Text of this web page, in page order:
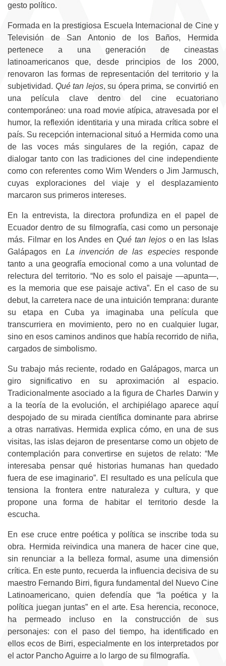
gesto político.
Formada en la prestigiosa Escuela Internacional de Cine y
Televisión de San Antonio de los Baños, Hermida
pertenece a una generación de cineastas
latinoamericanos que, desde principios de los 2000,
renovaron las formas de representación del territorio y la
subjetividad. Qué tan lejos, su ópera prima, se convirtió en
una película clave dentro del cine ecuatoriano
contemporáneo: una road movie atípica, atravesada por el
humor, la reflexión identitaria y una mirada crítica sobre el
país. Su recepción internacional situó a Hermida como una
de las voces más singulares de la región, capaz de
dialogar tanto con las tradiciones del cine independiente
como con referentes como Wim Wenders o Jim Jarmusch,
cuyas exploraciones del viaje y el desplazamiento
marcaron sus primeros intereses.
En la entrevista, la directora profundiza en el papel de
Ecuador dentro de su filmografía, casi como un personaje
más. Filmar en los Andes en Qué tan lejoso en las Islas
Galápagos en La invención de las especiesresponde
tanto a una geografía emocional como a una voluntad de
relectura del territorio. “No es solo el paisaje —apunta—,
es la memoria que ese paisaje activa”. En el caso de su
debut, la carretera nace de una intuición temprana: durante
su etapa en Cuba ya imaginaba una película que
transcurriera en movimiento, pero no en cualquier lugar,
sino en esos caminos andinos que había recorrido de niña,
cargados de simbolismo.
Su trabajo más reciente, rodado en Galápagos, marca un
giro significativo en su aproximación al espacio.
Tradicionalmente asociado a la figura de Charles Darwin y
a la teoría de la evolución, el archipiélago aparece aquí
despojado de su mirada científica dominante para abrirse
a otras narrativas. Hermida explica cómo, en una de sus
visitas, las islas dejaron de presentarse como un objeto de
contemplación para convertirse en sujetos de relato: “Me
interesaba pensar qué historias humanas han quedado
fuera de ese imaginario”. El resultado es una película que
tensiona la frontera entre naturaleza y cultura, y que
propone una forma de habitar el territorio desde la
escucha.
En ese cruce entre poética y política se inscribe toda su
obra. Hermida reivindica una manera de hacer cine que,
sin renunciar a la belleza formal, asume una dimensión
crítica. En este punto, recuerda la influencia decisiva de su
maestro Fernando Birri, figura fundamental del Nuevo Cine
Latinoamericano, quien defendía que “la poética y la
política juegan juntas” en el arte. Esa herencia, reconoce,
ha permeado incluso en la construcción de sus
personajes: con el paso del tiempo, ha identificado en
ellos ecos de Birri, especialmente en los interpretados por
el actor Pancho Aguirre a lo largo de su filmografía.